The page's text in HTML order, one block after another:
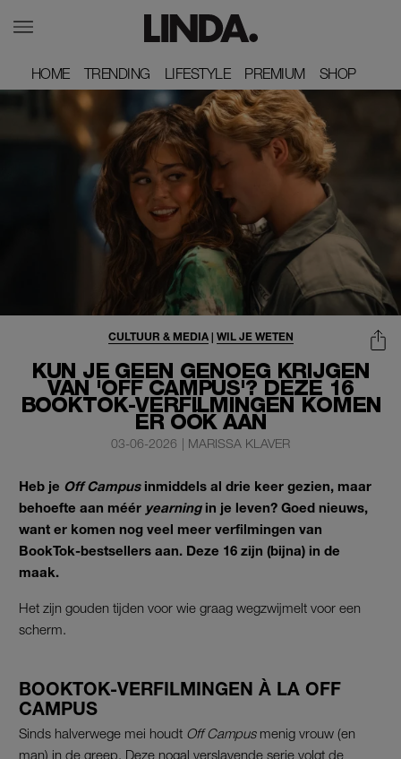
HOME
HOME TRENDING
TRENDING LIFESTYLE
LIFESTYLE PREMIUM
PREMIUM SHOP
SHOP
KUN JE GEEN GENOEG KRIJGEN
VAN 'OFF CAMPUS'? DEZE 16
BOOKTOK-VERFILMINGEN KOMEN
ER ÓÓK AAN
CULTUUR & MEDIA| WIL JE WETEN
03-06-2026 | MARISSA KLAVER
Heb je Off Campusinmiddels al drie keer gezien, maar
behoefte aan méér yearningin je leven? Goed nieuws,
want er komen nog veel meer verfilmingen van
BookTok-bestsellers aan. Deze 16 zijn (bijna) in de
maak.
Het zijn gouden tijden voor wie graag wegzwijmelt voor een
scherm.
BOOKTOK-VERFILMINGEN À LA OFF
CAMPUS
Sinds halverwege mei houdt Off Campus menig vrouw (en
man) in de greep. Deze nogal verslavende serie volgt de